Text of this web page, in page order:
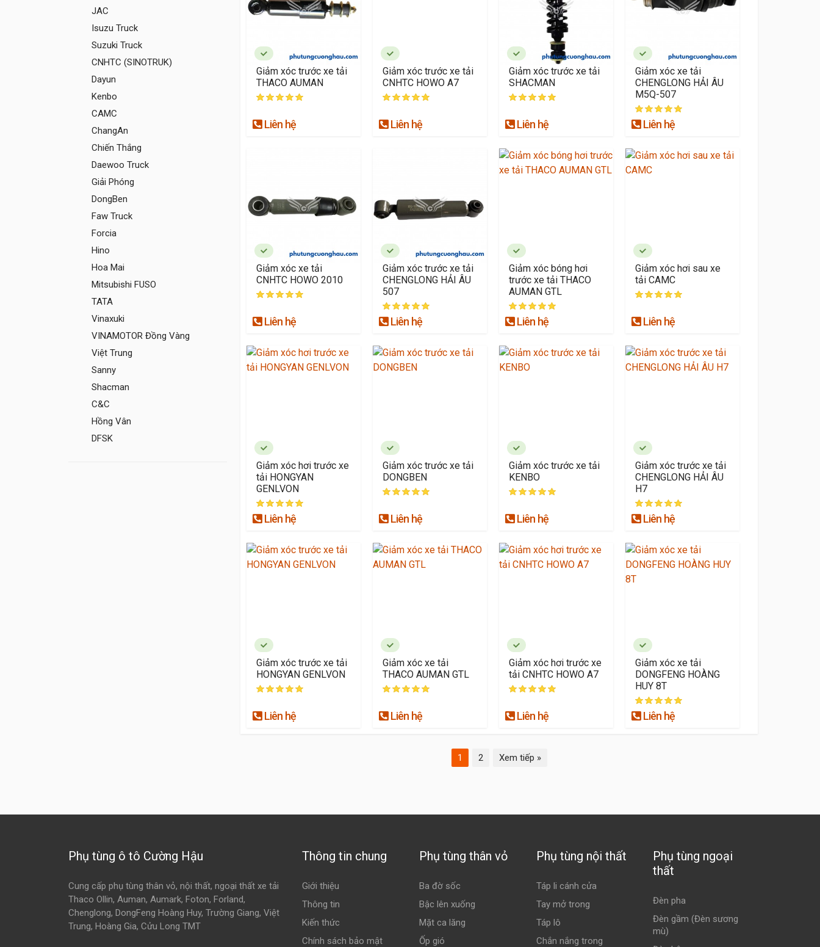
JAC
Isuzu Truck
Suzuki Truck
CNHTC (SINOTRUK)
Dayun
Kenbo
CAMC
ChangAn
Chiến Thắng
Daewoo Truck
Giải Phóng
DongBen
Faw Truck
Forcia
Hino
Hoa Mai
Mitsubishi FUSO
TATA
Vinaxuki
VINAMOTOR Đồng Vàng
Việt Trung
Sanny
Shacman
C&C
Hồng Vân
DFSK
Giảm xóc trước xe tải
THACO AUMAN
Liên hệ
Giảm xóc trước xe tải
CNHTC HOWO A7
Liên hệ
Giảm xóc trước xe tải
SHACMAN
Liên hệ
Giảm xóc xe tải
CHENGLONG HẢI ÂU
M5Q-507
Liên hệ
Giảm xóc xe tải
CNHTC HOWO 2010
Liên hệ
Giảm xóc trước xe tải
CHENGLONG HẢI ÂU
507
Liên hệ
Giảm xóc bóng hơi
trước xe tải THACO
AUMAN GTL
Liên hệ
Giảm xóc hơi sau xe
tải CAMC
Liên hệ
Giảm xóc hơi trước xe
tải HONGYAN
GENLVON
Liên hệ
Giảm xóc trước xe tải
DONGBEN
Liên hệ
Giảm xóc trước xe tải
KENBO
Liên hệ
Giảm xóc trước xe tải
CHENGLONG HẢI ÂU
H7
Liên hệ
Giảm xóc trước xe tải
HONGYAN GENLVON
Liên hệ
Giảm xóc xe tải
THACO AUMAN GTL
Liên hệ
Giảm xóc hơi trước xe
tải CNHTC HOWO A7
Liên hệ
Giảm xóc xe tải
DONGFENG HOÀNG
HUY 8T
Liên hệ
1 2 Xem tiếp »
Phụ tùng ô tô Cường Hậu
Cung cấp phụ tùng thân vỏ, nội thất, ngoại thất xe tải
Thaco Ollin, Auman, Aumark, Foton, Forland,
Chenglong, DongFeng Hoàng Huy, Trường Giang, Việt
Trung, Hoàng Gia, Cửu Long TMT
Thông tin chung
Giới thiệu
Thông tin
Kiến thức
Chính sách bảo mật
Phụ tùng thân vỏ
Ba đờ sốc
Bậc lên xuống
Mặt ca lăng
Ốp gió
Phụ tùng nội thất
Táp li cánh cửa
Tay mở trong
Táp lô
Chắn nắng trong
Phụ tùng ngoại
thất
Đèn pha
Đèn gầm (Đèn sương
mù)